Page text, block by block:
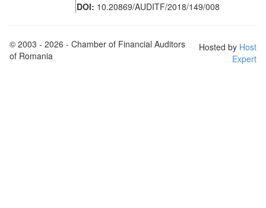
DOI: 10.20869/AUDITF/2018/149/008
© 2003 - 2026 - Chamber of Financial Auditors
of Romania
Hosted by Host
Expert